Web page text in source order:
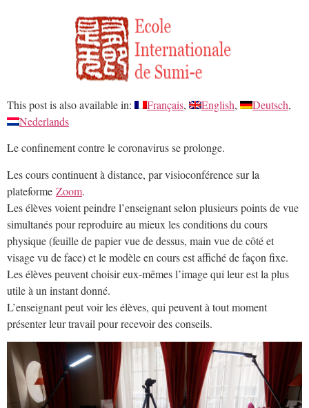
This post is also available in: Français English
Deutsch
Nederlands
Le confinement contre le coronavirus se prolonge.
Les cours continuent à distance, par visioconférence sur la
plateforme Zoom.
Les élèves voient peindre l’enseignant selon plusieurs points de vue
simultanés pour reproduire au mieux les conditions du cours
physique (feuille de papier vue de dessus, main vue de côté et
visage vu de face) et le modèle en cours est affiché de façon fixe.
Les élèves peuvent choisir eux-mêmes l’image qui leur est la plus
utile à un instant donné.
L’enseignant peut voir les élèves, qui peuvent à tout moment
présenter leur travail pour recevoir des conseils.